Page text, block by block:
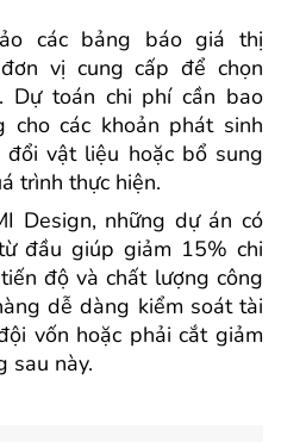
các bảng báo giá thị
vị cung cấp để chọn
Dự toán chi phí cần bao
các khoản phát sinh
vật liệu hoặc bổ sung
trình thực hiện.
Design, những dự án có
đầu giúp giảm 15% chi
độ và chất lượng công
dễ dàng kiểm soát tài
vốn hoặc phải cắt giảm
sau này.